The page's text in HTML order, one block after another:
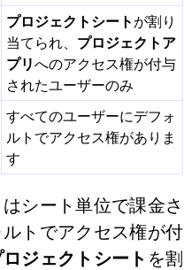
プロジェクトシート が割り
当てられ、 プロジェクトア
プリへのアクセス権が付与
されたユーザーのみ
すべてのユーザーにデフォ
ルトでアクセス権がありま
す
はシート単位で課金さ
トでアクセス権が付
ロジェクトシート を割